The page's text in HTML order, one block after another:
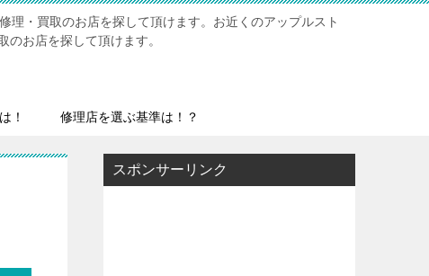
理・買取のお店を探して頂けます。お近くのアップルスト
のお店を探して頂けます。
！ 修理店を選ぶ基準は！？
スポンサーリンク